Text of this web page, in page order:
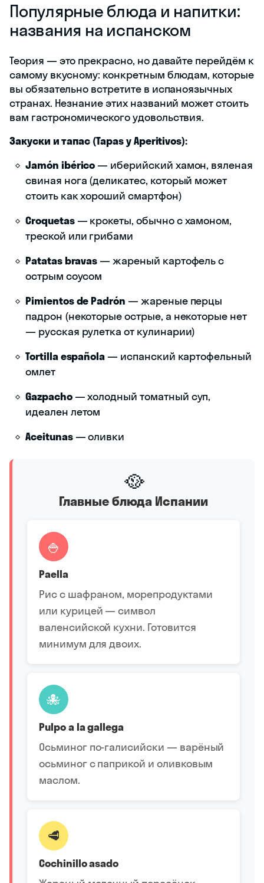
Популярные блюда и напитки:
названия на испанском
Теория — это прекрасно, но давайте перейдём к
самому вкусному: конкретным блюдам, которые
вы обязательно встретите в испаноязычных
странах. Незнание этих названий может стоить
вам гастрономического удовольствия.
Закуски и тапас (Tapas y Aperitivos):
Jamón ibérico— иберийский хамон, вяленая
свиная нога (деликатес, который может
стоить как хороший смартфон)
Croquetas— крокеты, обычно с хамоном,
треской или грибами
Patatas bravas— жареный картофель с
острым соусом
Pimientos de Padrón — жареные перцы
падрон (некоторые острые, а некоторые нет
— русская рулетка от кулинарии)
Tortilla española— испанский картофельный
омлет
Gazpacho— холодный томатный суп,
идеален летом
Aceitunas— оливки
🥘
Главные блюда Испании
🍚
Paella
Рис с шафраном, морепродуктами
или курицей — символ
валенсийской кухни. Готовится
минимум для двоих.
🐙
Pulpo a la gallega
Осьминог по-галисийски — варёный
осьминог с паприкой и оливковым
маслом.
🥩
Cochinillo asado